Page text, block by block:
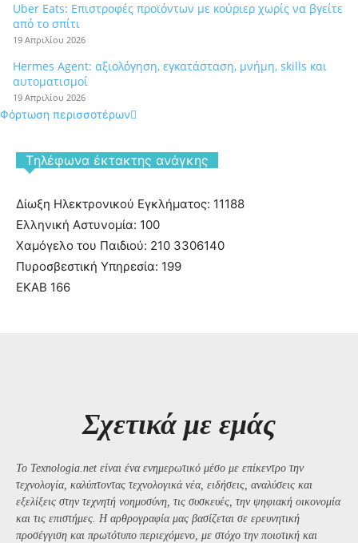
Uber Eats: Επιστροφές προϊόντων με κούριερ χωρίς να βγείτε
από το σπίτι
19 Απριλίου 2026
Hermes Agent: αξιολόγηση, εγκατάσταση, μνήμη, skills και
αυτοματισμοί
19 Απριλίου 2026
Φόρτωση περισσοτέρων
Tηλέφωνα έκτακτης ανάγκης
Δίωξη Ηλεκτρονικού Εγκλήματος: 11188
Ελληνική Αστυνομία: 100
Χαμόγελο του Παιδιού: 210 3306140
Πυροσβεστική Υπηρεσία: 199
ΕΚΑΒ 166
Σχετικά με εμάς
Το Texnologia.net είναι ένα ενημερωτικό μέσο με επίκεντρο την
τεχνολογία, καλύπτοντας τεχνολογικά νέα, ειδήσεις, αναλύσεις και
εξελίξεις στην τεχνητή νοημοσύνη, τις συσκευές, την ψηφιακή οικονομία
και τις επιστήμες. Η αρθρογραφία μας βασίζεται σε ερευνητική
προσέγγιση και πρωτότυπο περιεχόμενο, με στόχο την ποιοτική και